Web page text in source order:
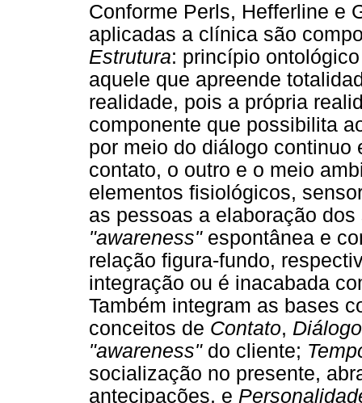
Conforme Perls, Hefferline e
aplicadas a clínica são
Estrutura: princípio
aquele que apreende
realidade, pois a própria
componente que possibilita
por meio do diálogo continuo
contato, o outro e o meio
elementos fisiológicos,
as pessoas a elaboração
"awareness"espontânea e
relação figura-fundo,
integração ou é inacabada
Também integram as bases
conceitos de Contato, Diálogo
"awareness"do cliente;
socialização no presente,
antecipações, e